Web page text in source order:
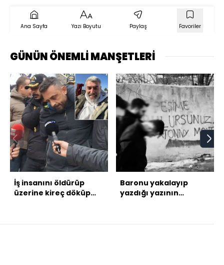
Ana Sayfa Yazı Boyutu Paylaş Favoriler
GÜNÜN ÖNEMLİ MANŞETLERİ
İş insanını öldürüp
üzerine kireç döküp
Baronu yakalayıp
yazdığı yazının